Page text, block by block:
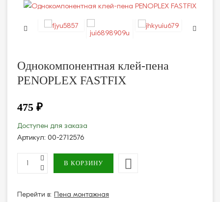
Однокомпонентная клей-пена
PENOPLEX FASTFIX
475 ₽
Доступен для заказа
Артикул: 00-2712576
Перейти в: Пена монтажная